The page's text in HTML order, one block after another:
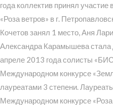
года коллектив принял
«Роза ветров» в г.
Кочетов занял 1 место, Аня
Александра Карамышева стала
апреле 2013 года солисты
Международном конкурсе
лауреатами 3 степени.
Международном конкурсе